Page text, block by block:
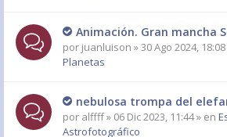
Animación. Gran mancha
por juanluison » 30 Ago 2024,
Planetas
nebulosa trompa del
por alffff» 06 Dic 2023, 11:44 » en
Astrofotográfico